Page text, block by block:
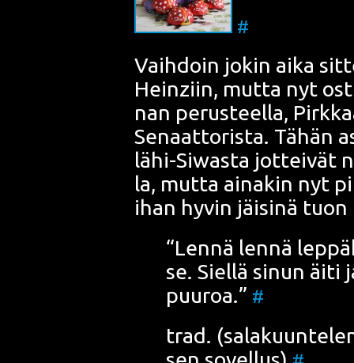
#
Vaih­doin jokin aika
Heinziin, mut­ta nyt
nan perus­teel­la,
Senaat­to­ris­ta. Tähän
lähi-Siwas­ta jot­tei­vät
la, mut­ta aina­kin nyt
ihan hyvin jäi­si­nä
“Len­nä len­nä
se. Siel­lä sinun äiti
puu­roa.” #
trad.